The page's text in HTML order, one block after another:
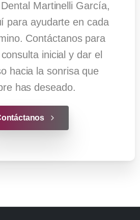
Martinelli García,
para ayudarte en cada
Contáctanos para
inicial y dar el
hacia la sonrisa que
has deseado.